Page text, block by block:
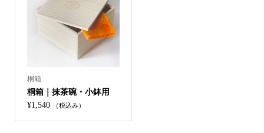
桐箱
桐箱｜抹茶碗・小鉢用
¥1,540 （税込み）